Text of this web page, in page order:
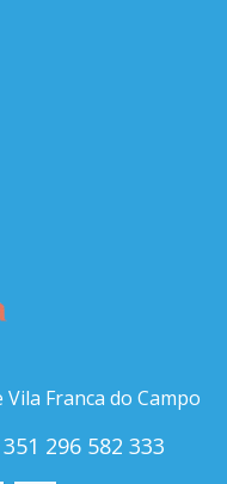
Franca do Campo
351 296 582 333